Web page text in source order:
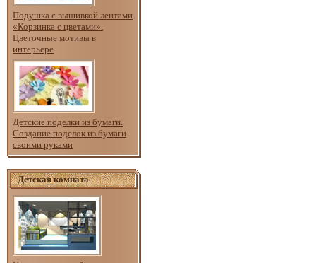
Подушка с вышивкой лентами
«Корзинка с цветами».
Цветочные мотивы в
интерьере
Детские поделки из бумаги.
Создание поделок из бумаги
своими руками
Детская комната